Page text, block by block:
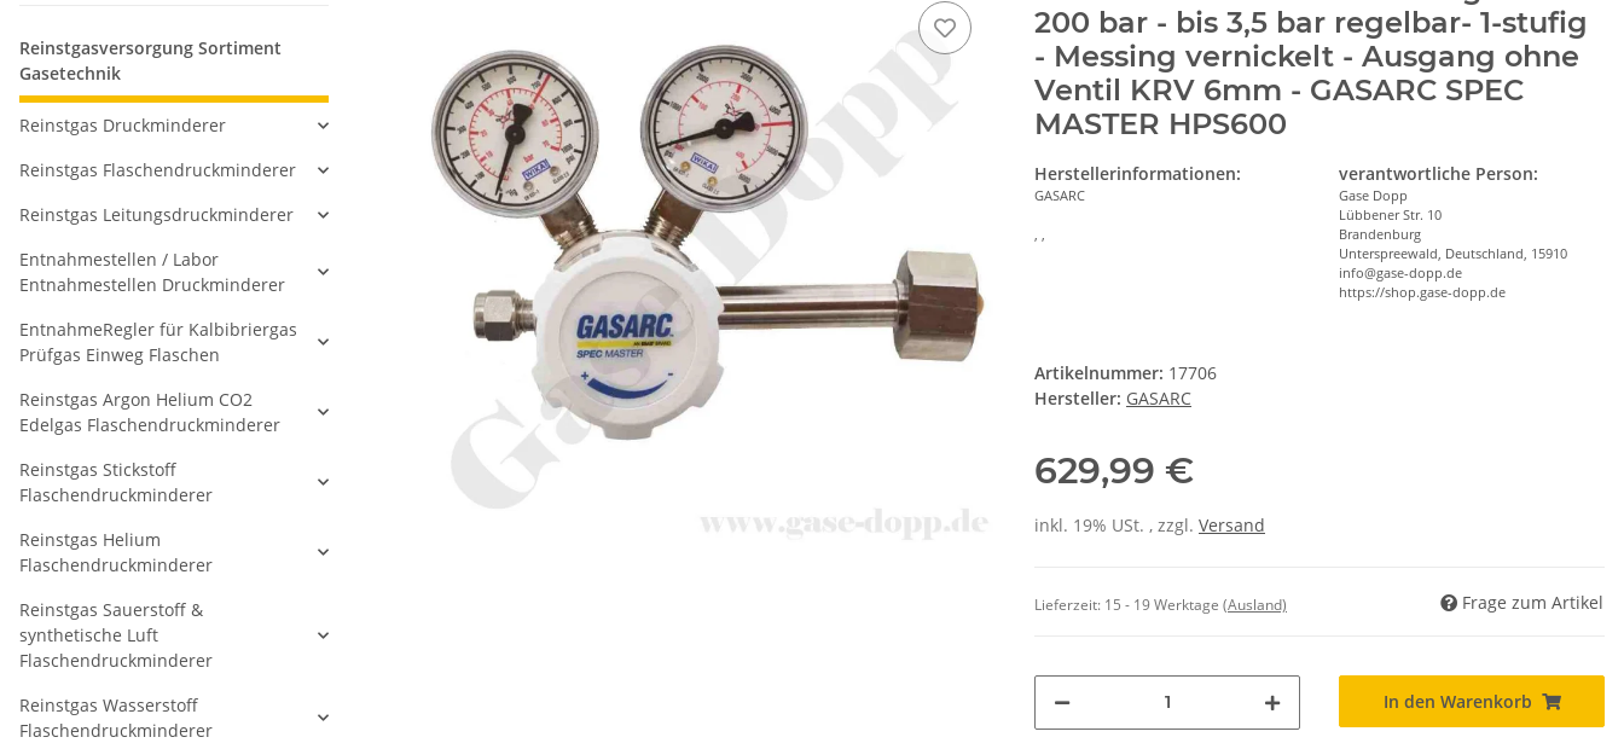
200 bar - bis 3,5 bar regelbar- 1-stufig
- Messing vernickelt - Ausgang ohne
Ventil KRV 6mm - GASARC SPEC
MASTER HPS600
Herstellerinformationen:
GASARC
, ,
verantwortliche Person:
Gase Dopp
Lübbener Str. 10
Brandenburg
Unterspreewald, Deutschland, 15910
info@gase-dopp.de
https://shop.gase-dopp.de
Artikelnummer: 17706
Hersteller: GASARC
629,99 €
inkl. 19% USt. , zzgl. Versand
Lieferzeit: 15 - 19 Werktage (Ausland) Frage zum Artikel
In den Warenkorb
Reinstgasversorgung Sortiment
Gasetechnik
Reinstgas Druckminderer
Reinstgas Flaschendruckminderer
Reinstgas Leitungsdruckminderer
Entnahmestellen / Labor
Entnahmestellen Druckminderer
EntnahmeRegler für Kalbibriergas
Prüfgas Einweg Flaschen
Reinstgas Argon Helium CO2
Edelgas Flaschendruckminderer
Reinstgas Stickstoff
Flaschendruckminderer
Reinstgas Helium
Flaschendruckminderer
Reinstgas Sauerstoff &
synthetische Luft
Flaschendruckminderer
Reinstgas Wasserstoff
Flaschendruckminderer